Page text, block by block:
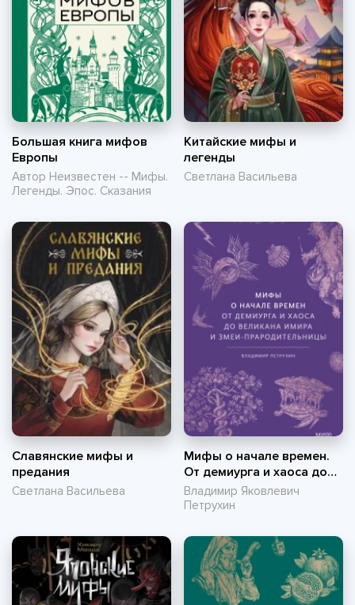
Большая книга мифов
Европы
Автор Неизвестен -- Мифы.
Легенды. Эпос. Сказания
Китайские мифы и
легенды
Светлана Васильева
Славянские мифы и
предания
Светлана Васильева
Мифы о начале времен.
От демиурга и хаоса до
великана Имира и змеи-
прародительницы
Владимир Яковлевич
Петрухин